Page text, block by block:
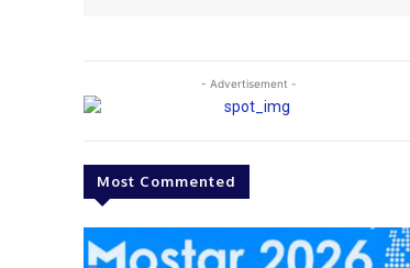
- Advertisement -
Most Commented